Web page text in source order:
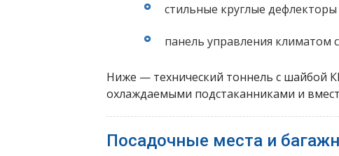
стильные круглые
панель управления климатом
Ниже — технический тоннель с шайбой
охлаждаемыми подстаканниками и
Посадочные места и